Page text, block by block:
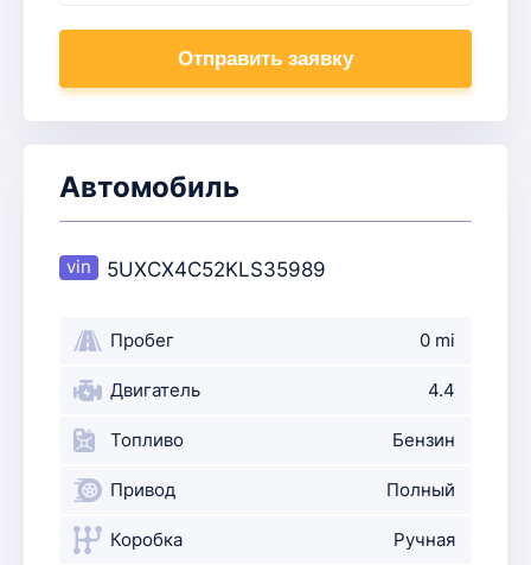
Отправить заявку
Автомобиль
5UXCX4C52KLS35989
Пробег 0 mi
Двигатель 4.4
Топливо Бензин
Привод Полный
Коробка Ручная